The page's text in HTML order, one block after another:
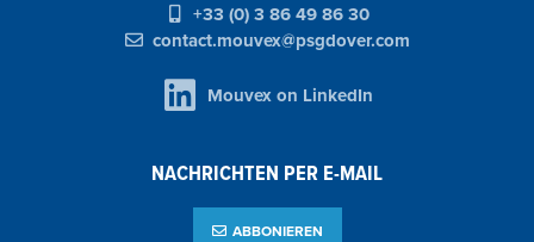
+33 (0) 3 86 49 86 30
contact.mouvex@psgdover.com
Mouvex on LinkedIn
NACHRICHTEN PER E-MAIL
ABBONIEREN